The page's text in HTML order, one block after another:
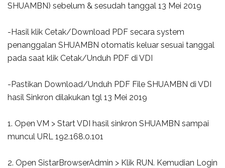
SHUAMBN) sebelum & sesudah tanggal 13 Mei 2019
-Hasil klik Cetak/Download PDF secara system
penanggalan SHUAMBN otomatis keluar sesuai tanggal
pada saat klik Cetak/Unduh PDF di VDI
-Pastikan Download/Unduh PDF File SHUAMBN di VDI
hasil Sinkron dilakukan tgl 13 Mei 2019
1. Open VM > Start VDI hasil sinkron SHUAMBN sampai
muncul URL 192.168.0.101
2. Open SistarBrowserAdmin > Klik RUN. Kemudian Login